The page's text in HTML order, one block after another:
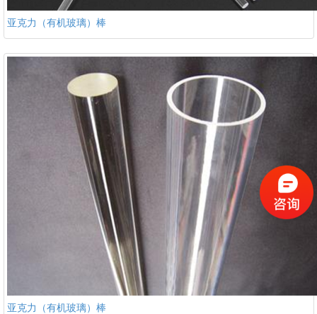
亚克力（有机玻璃）棒
亚克力（有机玻璃）棒